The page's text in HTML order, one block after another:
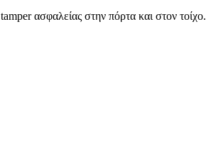
tamperασφαλείας στην πόρτα και στον τοίχο.